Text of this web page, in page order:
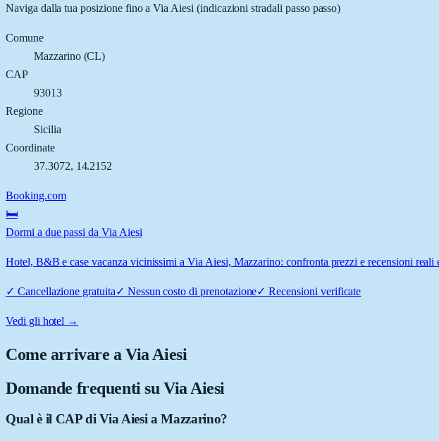
Naviga dalla tua posizione fino aVia Aiesi (indicazioni stradali passo passo)
Comune
Mazzarino(CL)
CAP
93013
Regione
Sicilia
Coordinate
37.3072, 14.2152
Booking.com
🛏️
Dormi a due passi da Via Aiesi
Hotel, B&B e case vacanza vicinissimi a Via Aiesi, Mazzarino: confronta prezzi e recensioni reali
✓ Cancellazione gratuita✓ Nessun costo di prenotazione✓Recensioni verificate
Vedi gli hotel →
Come arrivare aVia Aiesi
Domande frequenti su Via Aiesi
Qual è il CAP di Via Aiesi a Mazzarino?